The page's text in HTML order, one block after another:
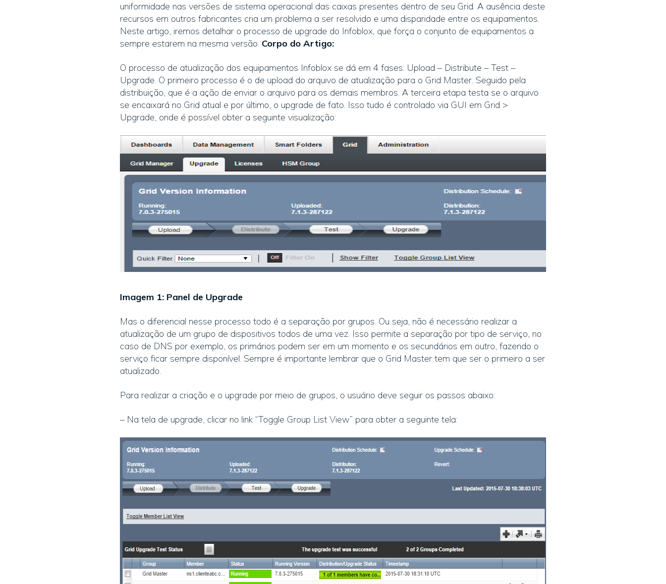
uniformidade nas versões de sistema operacional das caixas presentes dentro de seu Grid. A ausência deste
recursos em outros fabricantes cria um problema a ser resolvido e uma disparidade entre os equipamentos.
Neste artigo, iremos detalhar o processo de upgrade do Infoblox, que força o conjunto de equipamentos a
sempre estarem na mesma versão. Corpo do Artigo:
O processo de atualização dos equipamentos Infoblox se dá em 4 fases: Upload – Distribute – Test –
Upgrade. O primeiro processo é o de upload do arquivo de atualização para o Grid Master. Seguido pela
distribuição, que é a ação de enviar o arquivo para os demais membros. A terceira etapa testa se o arquivo
se encaixará no Grid atual e por último, o upgrade de fato. Isso tudo é controlado via GUI em Grid >
Upgrade, onde é possível obter a seguinte visualização:
Imagem 1: Panel de Upgrade
Mas o diferencial nesse processo todo é a separação por grupos. Ou seja, não é necessário realizar a
atualização de um grupo de dispositivos todos de uma vez. Isso permite a separação por tipo de serviço, no
caso de DNS por exemplo, os primários podem ser em um momento e os secundários em outro, fazendo o
serviço ficar sempre disponível. Sempre é importante lembrar que o Grid Master tem que ser o primeiro a ser
atualizado.
Para realizar a criação e o upgrade por meio de grupos, o usuário deve seguir os passos abaixo:
– Na tela de upgrade, clicar no link “Toggle Group List View” para obter a seguinte tela: